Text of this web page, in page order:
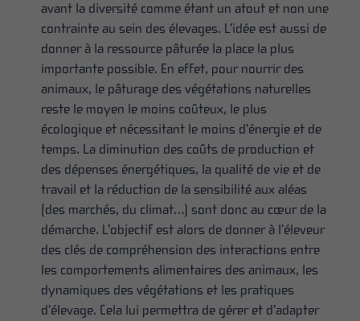
avant la diversité comme étant un atout et non une
contrainte au sein des élevages. L’idée est aussi de
donner à la ressource pâturée la place la plus
importante possible. En effet, pour nourrir des
animaux, le pâturage des végétations naturelles
reste le moyen le moins coûteux, le plus
écologique et nécessitant le moins d’énergie et de
temps. La diminution des coûts de production et
des dépenses énergétiques, la qualité de vie et de
travail et la réduction de la sensibilité aux aléas
(des marchés, du climat…) sont donc au cœur de la
démarche. L’objectif est alors de donner à l’éleveur
des clés de compréhension des interactions entre
les comportements alimentaires des animaux, les
dynamiques des végétations et les pratiques
d’élevage. Cela lui permettra de gérer et d’adapter